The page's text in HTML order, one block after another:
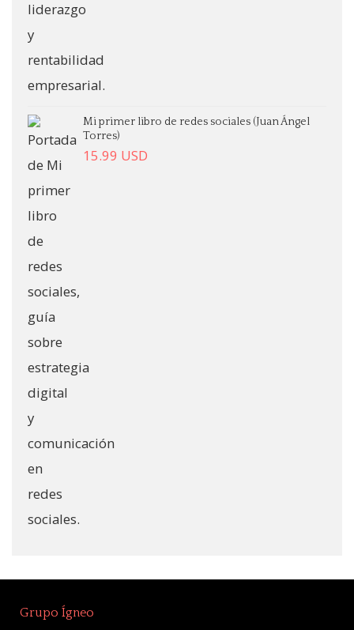
Mi primer libro de redes sociales (Juan Ángel
Torres)
15.99 USD
Grupo Ígneo